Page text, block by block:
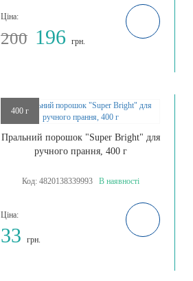
Ціна:
200 196грн.
400 г
Пральний порошок "Super Bright" для
ручного прання, 400 г
Код: 4820138339993 В наявності
Ціна:
33грн.